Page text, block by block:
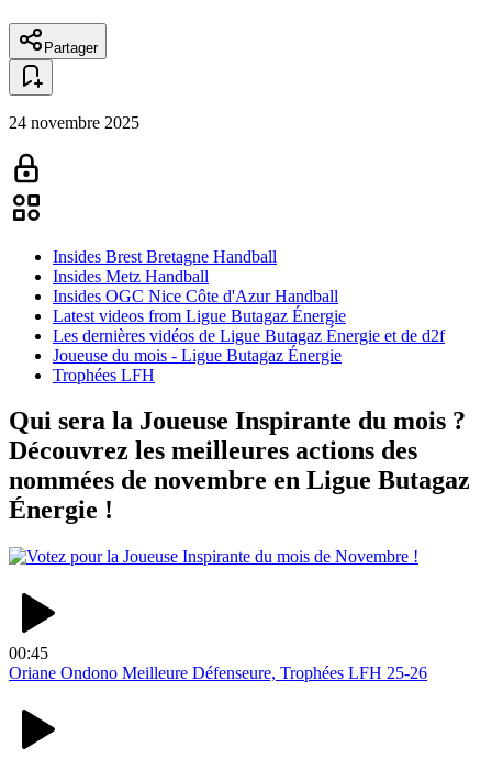
Partager
24 novembre 2025
Insides Brest Bretagne Handball
Insides Metz Handball
Insides OGC Nice Côte d'Azur Handball
Latest videos from Ligue Butagaz Énergie
Les dernières vidéos de Ligue Butagaz Énergie et de d2f
Joueuse du mois - Ligue Butagaz Énergie
Trophées LFH
Qui sera la Joueuse Inspirante du mois ?
Découvrez les meilleures actions des
nommées de novembre en Ligue Butagaz
Énergie !
00:45
Oriane Ondono Meilleure Défenseure, Trophées LFH 25-26